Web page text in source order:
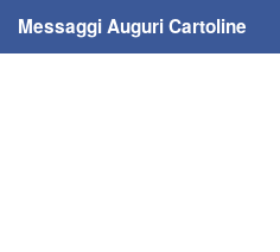
Messaggi Auguri Cartoline